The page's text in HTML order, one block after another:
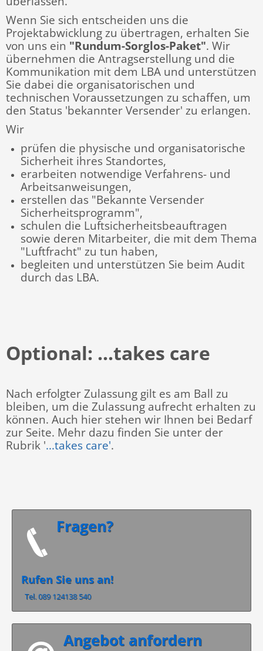
Wenn Sie sich entscheiden uns die
Projektabwicklung zu übertragen, erhalten Sie
von uns ein "Rundum-Sorglos-Paket". Wir
übernehmen die Antragserstellung und die
Kommunikation mit dem LBA und unterstützen
Sie dabei die organisatorischen und
technischen Voraussetzungen zu schaffen, um
den Status 'bekannter Versender' zu erlangen.
Wir
prüfen die physische und organisatorische
Sicherheit ihres Standortes,
erarbeiten notwendige Verfahrens- und
Arbeitsanweisungen,
erstellen das "Bekannte Versender
Sicherheitsprogramm",
schulen die Luftsicherheitsbeauftragen
sowie deren Mitarbeiter, die mit dem Thema
"Luftfracht" zu tun haben,
begleiten und unterstützen Sie beim Audit
durch das LBA.
Optional: ...takes care
Nach erfolgter Zulassung gilt es am Ball zu
bleiben, um die Zulassung aufrecht erhalten zu
können. Auch hier stehen wir Ihnen bei Bedarf
zur Seite. Mehr dazu finden Sie unter der
Rubrik '...takes care'.
Fragen?
Rufen Sie uns an!
Tel. 089 124138 540
Angebot anfordern